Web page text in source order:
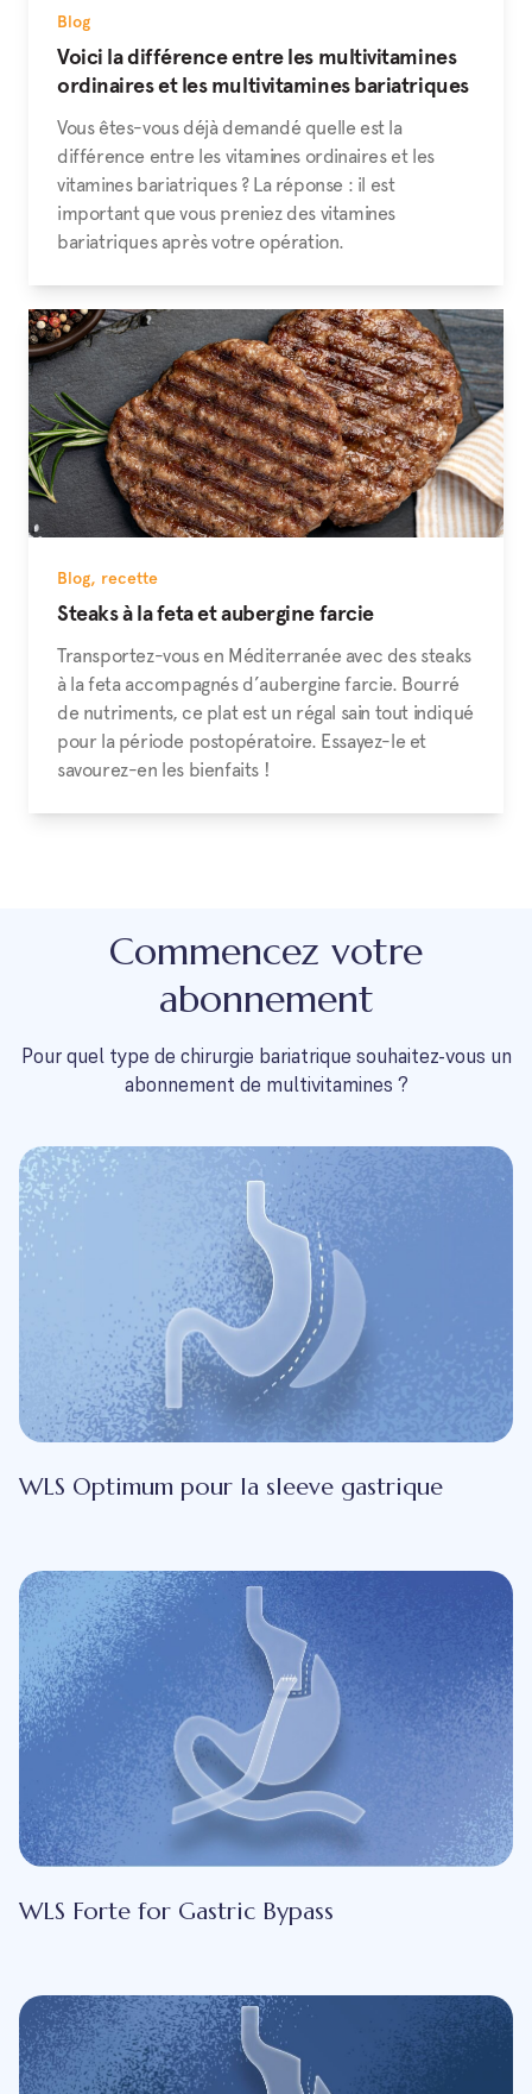
Blog
Voici la différence entre les multivitamines
ordinaires et les multivitamines bariatriques
Vous êtes-vous déjà demandé quelle est la
différence entre les vitamines ordinaires et les
vitamines bariatriques ? La réponse : il est
important que vous preniez des vitamines
bariatriques après votre opération.
Blog, recette
Steaks à la feta et aubergine farcie
Transportez-vous en Méditerranée avec des steaks
à la feta accompagnés d’aubergine farcie. Bourré
de nutriments, ce plat est un régal sain tout indiqué
pour la période postopératoire. Essayez-le et
savourez-en les bienfaits !
Commencez votre
abonnement
Pour quel type de chirurgie bariatrique souhaitez-vous un
abonnement de multivitamines ?
WLS Optimum pour la sleeve gastrique
WLS Forte for Gastric Bypass